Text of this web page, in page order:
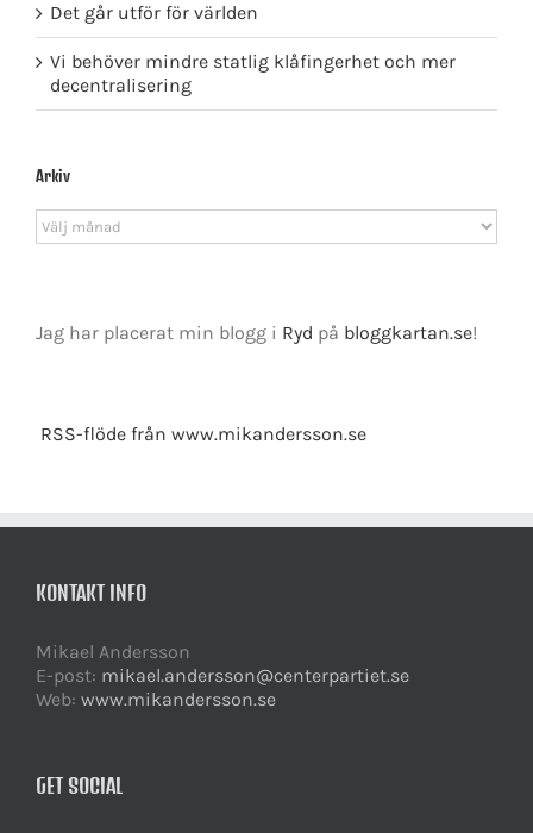
Det går utför för världen
Vi behöver mindre statlig klåfingerhet och mer
decentralisering
Arkiv
Arkiv
Jag har placerat min blogg i Ryd på bloggkartan.se!
RSS-flöde från www.mikandersson.se
KONTAKT INFO
Mikael Andersson
E-post: mikael.andersson@centerpartiet.se
Web: www.mikandersson.se
GET SOCIAL